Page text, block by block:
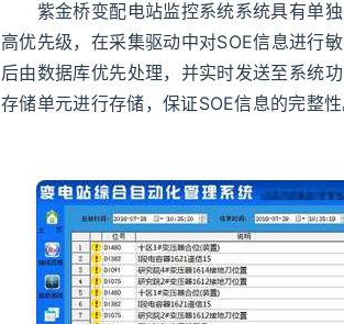
紫金桥变配电站监控系统系统具有单独
高优先级，在采集驱动中对SOE信息进行
后由数据库优先处理，并实时发送至系统
存储单元进行存储，保证SOE信息的完整